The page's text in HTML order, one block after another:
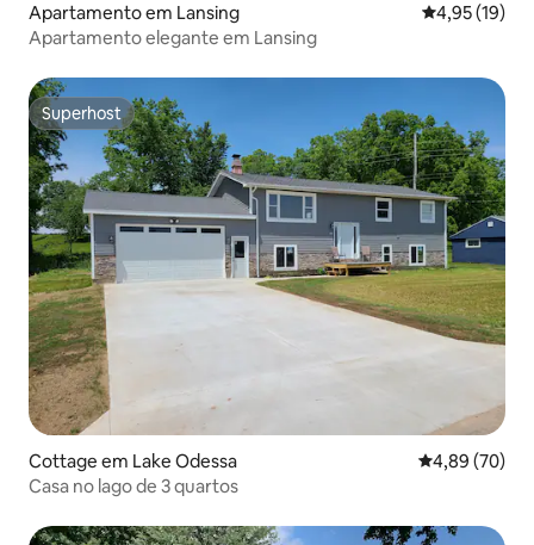
Apartamento em Lansing Classificação
4,95 (19)
Apartamento elegante em Lansing
Superhost
Superhost
Cottage em Lake Odessa Classificação
4,89 (70)
Casa no lago de 3 quartos